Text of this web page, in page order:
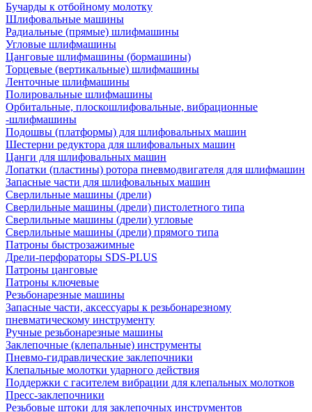
Бучарды к отбойному молотку
Шлифовальные машины
Радиальные (прямые) шлифмашины
Угловые шлифмашины
Цанговые шлифмашины (бормашины)
Торцевые (вертикальные) шлифмашины
Ленточные шлифмашины
Полировальные шлифмашины
Орбитальные, плоскошлифовальные, вибрационные
-шлифмашины
Подошвы (платформы) для шлифовальных машин
Шестерни редуктора для шлифовальных машин
Цанги для шлифовальных машин
Лопатки (пластины) ротора пневмодвигателя для шлифмашин
Запасные части для шлифовальных машин
Сверлильные машины (дрели)
Сверлильные машины (дрели) пистолетного типа
Сверлильные машины (дрели) угловые
Сверлильные машины (дрели) прямого типа
Патроны быстрозажимные
Дрели-перфораторы SDS-PLUS
Патроны цанговые
Патроны ключевые
Резьбонарезные машины
Запасные части, аксессуары к резьбонарезному
пневматическому инструменту
Ручные резьбонарезные машины
Заклепочные (клепальные) инструменты
Пневмо-гидравлические заклепочники
Клепальные молотки ударного действия
Поддержки с гасителем вибрации для клепальных молотков
Пресс-заклепочники
Резьбовые штоки для заклепочных инструментов